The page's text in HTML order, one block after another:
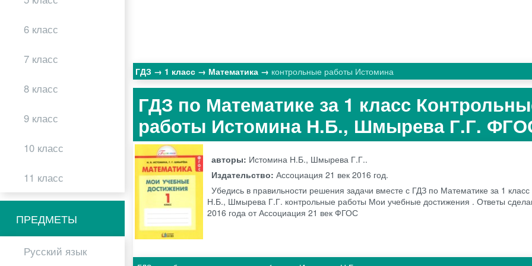
6 класс
7 класс
8 класс
9 класс
10 класс
11 класс
ПРЕДМЕТЫ
Русский язык
ГДЗ 1 класс Математика контрольные работы Истомина
ГДЗ по Математике за 1 класс
работы Истомина Н.Б., Шмырева Г.Г.
авторы: Истомина Н.Б., Шмырева Г.Г..
Издательство:Ассоциация 21 век 2016 год.
Убедись в правильности решения задачи вместе с ГДЗ по Математике за 1
Н.Б., Шмырева Г.Г. контрольные работы Мои учебные достижения . Ответы
2016 года от Ассоциация 21 век ФГОС